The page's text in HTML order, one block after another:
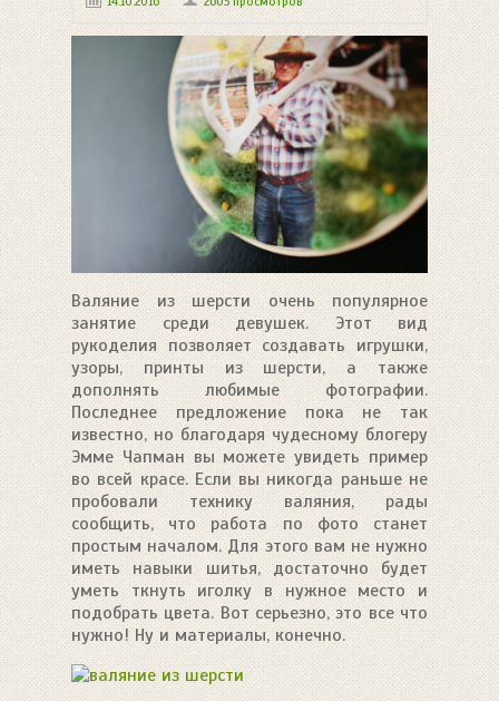
САД
HANDMADE
Валяние из шерсти очень популярное
занятие среди девушек. Этот вид
рукоделия позволяет создавать игрушки,
узоры, принты из шерсти, а также
дополнять любимые фотографии.
Последнее предложение пока не так
известно, но благодаря чудесному блогеру
Эмме Чапман вы можете увидеть пример
во всей красе. Если вы никогда раньше не
пробовали технику валяния, рады
сообщить, что работа по фото станет
простым началом. Для этого вам не нужно
иметь навыки шитья, достаточно будет
уметь ткнуть иголку в нужное место и
подобрать цвета. Вот серьезно, это все что
нужно! Ну и материалы, конечно.